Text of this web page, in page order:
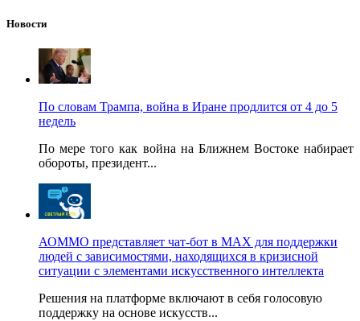
Новости
По словам Трампа, война в Иране продлится от 4 до 5
недель
По мере того как война на Ближнем Востоке набирает
обороты, президент...
АОММО представляет чат-бот в MAX для поддержки
людей с зависимостями, находящихся в кризисной
ситуации с элементами искусственного интеллекта
Решения на платформе включают в себя голосовую
поддержку на основе искусств...